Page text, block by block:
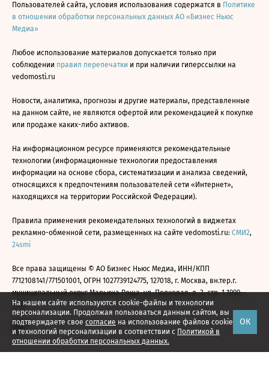
На нашем сайте используются cookie-файлы и технологии
персонализации. Продолжая пользоваться данным сайтом, вы
подтверждаете свое согласие на использование файлов cookie
и технологий персонализации в соответствии с Политикой в
отношении обработки персональных данных.
ОК
Пользователей сайта, условия использования содержатся в Политике
в отношении обработки персональных данных АО «Бизнес Ньюс
Медиа»
Любое использование материалов допускается только при
соблюдении правил перепечатки и при наличии гиперссылки на
vedomosti.ru
Новости, аналитика, прогнозы и другие материалы, представленные
на данном сайте, не являются офертой или рекомендацией к покупке
или продаже каких-либо активов.
На информационном ресурсе применяются рекомендательные
технологии (информационные технологии предоставления
информации на основе сбора, систематизации и анализа сведений,
относящихся к предпочтениям пользователей сети «Интернет»,
находящихся на территории Российской Федерации).
Правила применения рекомендательных технологий в виджетах
рекламно-обменной сети, размещенных на сайте vedomosti.ru: СМИ2,
24smi
Все права защищены © АО Бизнес Ньюс Медиа, ИНН/КПП
7712108141/771501001, ОГРН 1027739124775, 127018, г. Москва, вн.тер.г.
муниципальный округ Марьина Роща, ул. Полковая, д. 3, стр. 1 1999—
2026